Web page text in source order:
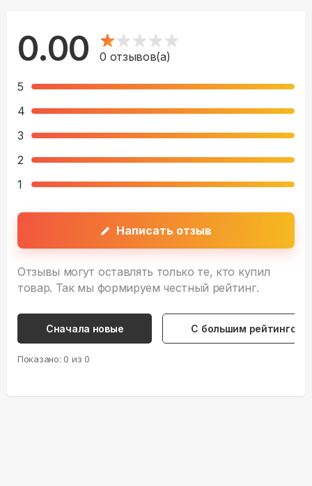
0.00 0 отзывов(а)
5
4
3
2
1
Написать отзыв
Отзывы могут оставлять только те, кто купил
товар. Так мы формируем честный рейтинг.
Сначала новые С большим рейтингом
Показано: 0 из 0